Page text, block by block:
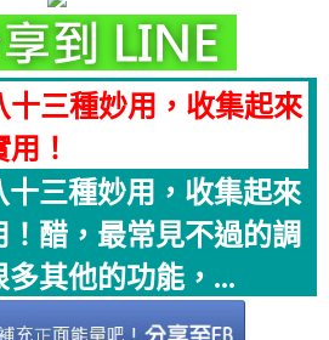
十三種妙用，收集起來
！
十三種妙用，收集起來
醋，最常見不過的調
其他的功能，...